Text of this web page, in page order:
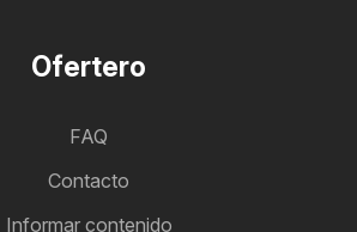
Ofertero
FAQ
Contacto
Informar contenido